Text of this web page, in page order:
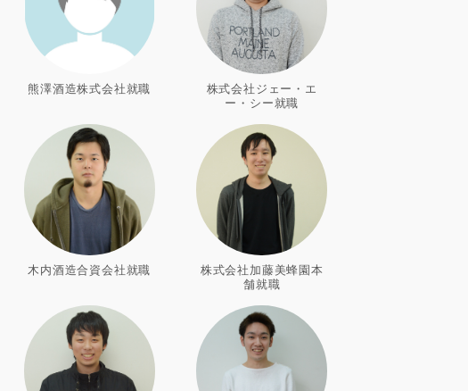
熊澤酒造株式会社就職
株式会社ジェー・エ
ー・シー就職
木内酒造合資会社就職
株式会社加藤美蜂園本
舗就職